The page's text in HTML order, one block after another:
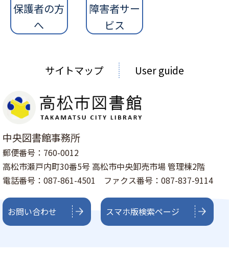
保護者の方
へ
障害者サー
ビス
サイトマップ User guide
中央図書館事務所
郵便番号：760-0012
高松市瀬戸内町30番5号 高松市中央卸売市場 管理棟2階
電話番号：087-861-4501 ファクス番号：087-837-9114
お問い合わせ スマホ版検索ページ